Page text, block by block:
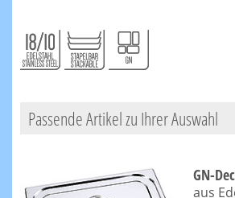
Passende Artikel zu Ihrer Auswahl
GN-
aus